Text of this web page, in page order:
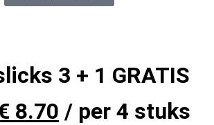
3 + 1 GRATIS
8.70 / per 4 stuks